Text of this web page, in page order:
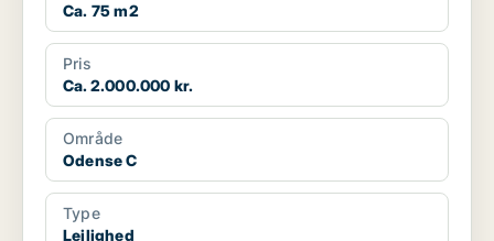
Ca. 75 m2
Pris
Ca. 2.000.000 kr.
Område
Odense C
Type
Lejlighed